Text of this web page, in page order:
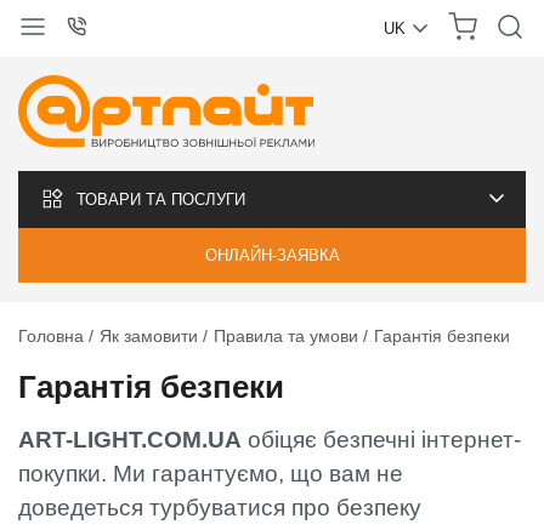
UK
ТОВАРИ ТА ПОСЛУГИ
ОНЛАЙН-ЗАЯВКА
Головна Як замовити Правила та умови Гарантія безпеки
Гарантія безпеки
ART-LIGHT.COM.UA обіцяє безпечні інтернет-
покупки. Ми гарантуємо, що вам не
доведеться турбуватися про безпеку